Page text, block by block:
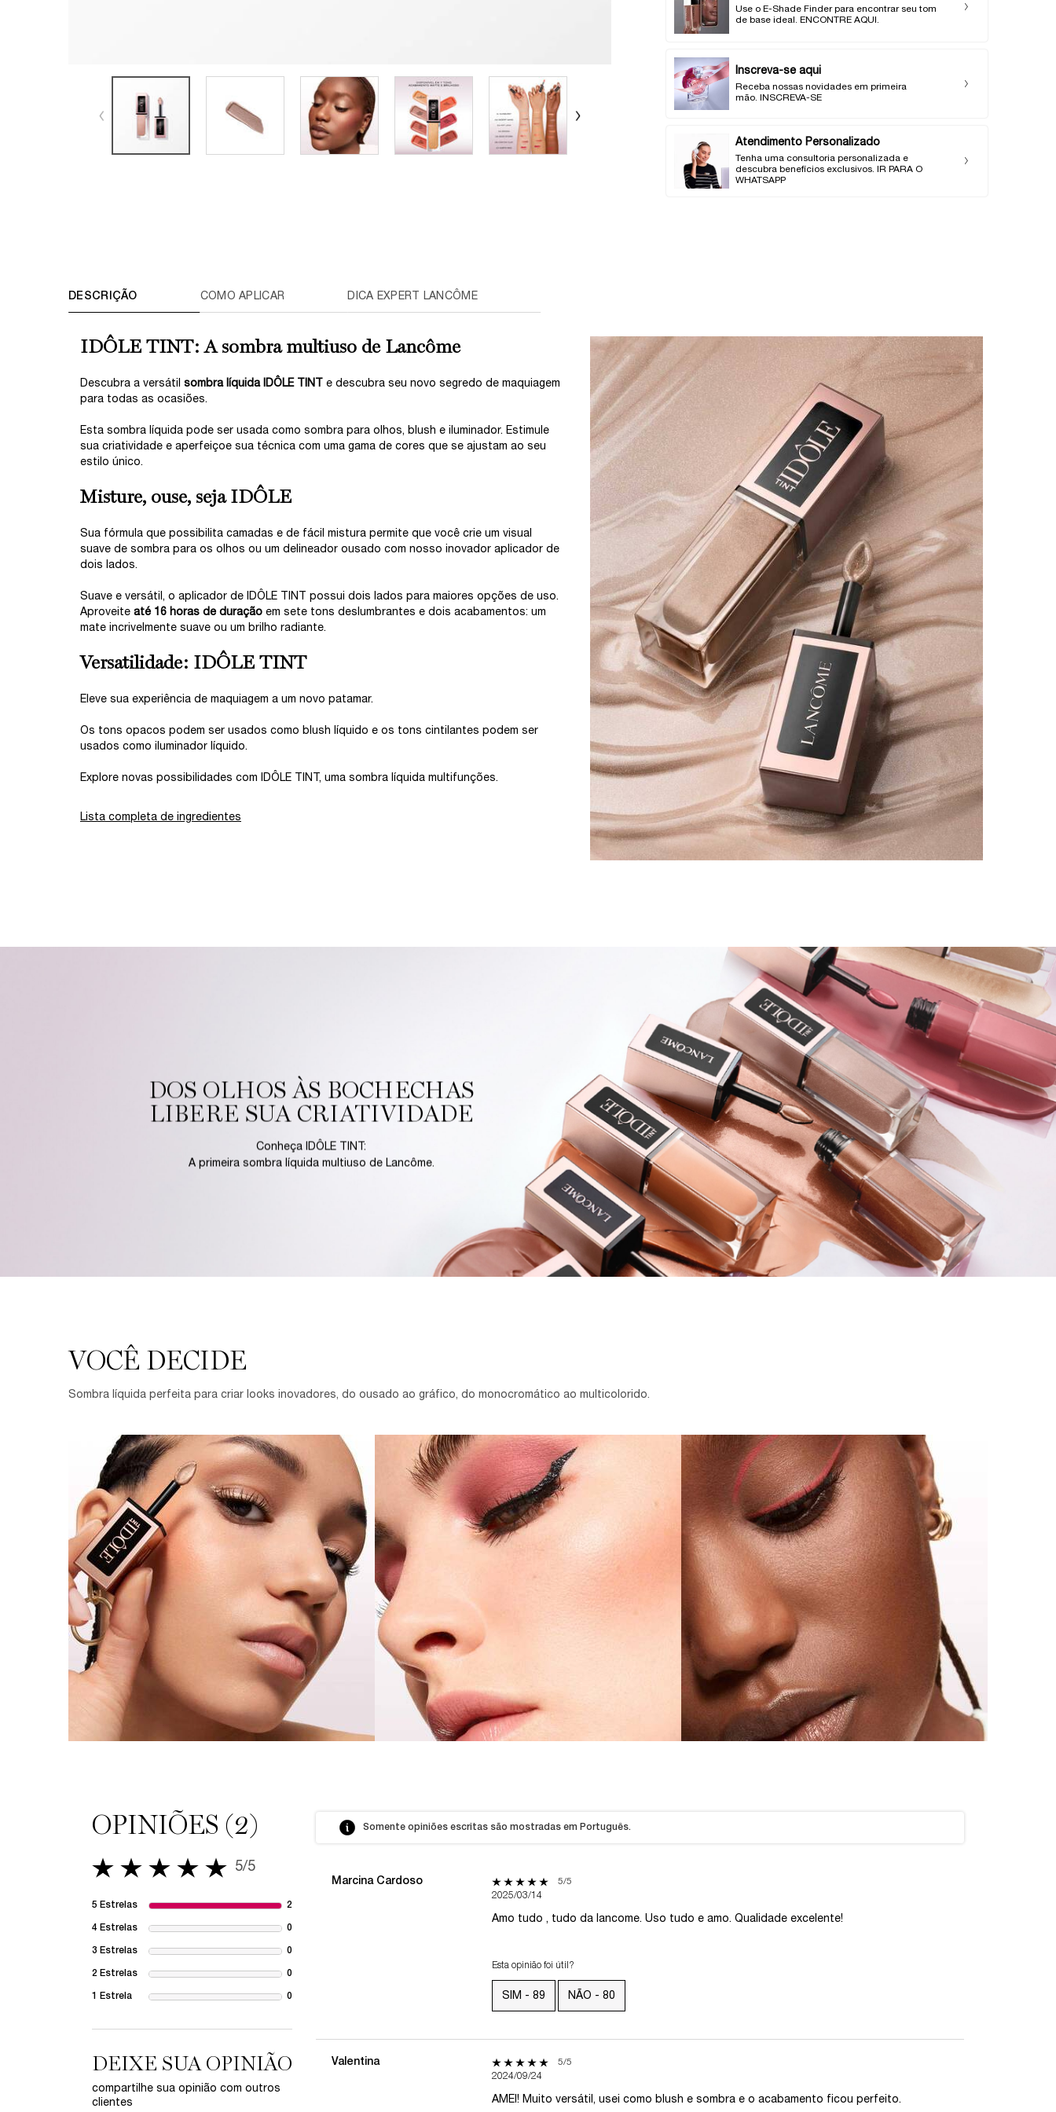
Use o E-Shade Finder para encontrar seu tom
de base ideal. ENCONTRE AQUI.
Inscreva-se aqui
Receba nossas novidades em primeira
mão. INSCREVA-SE
Atendimento Personalizado
Tenha uma consultoria personalizada e
descubra benefícios exclusivos. IR PARA O
WHATSAPP
DESCRIÇÃO COMO APLICAR DICA EXPERT LANCÔME
IDÔLE TINT: A sombra multiuso de Lancôme
Descubra a versátil sombra líquida IDÔLE TINT
e descubra seu novo segredo de maquiagem
para todas as ocasiões.
Esta sombra líquida pode ser usada como sombra para olhos, blush e iluminador. Estimule
sua criatividade e aperfeiçoe sua técnica com uma gama de cores que se ajustam ao seu
estilo único.
Misture, ouse, seja IDÔLE
Sua fórmula que possibilita camadas e de fácil mistura permite que você crie um visual
suave de sombra para os olhos ou um delineador ousado com nosso inovador aplicador de
dois lados.
Suave e versátil, o aplicador de IDÔLE TINT possui dois lados para maiores opções de uso.
Aproveite até 16 horas de duração em sete tons deslumbrantes e dois acabamentos: um
mate incrivelmente suave ou um brilho radiante.
Versatilidade: IDÔLE TINT
Eleve sua experiência de maquiagem a um novo patamar.
Os tons opacos podem ser usados como blush líquido e os tons cintilantes podem ser
usados como iluminador líquido.
Explore novas possibilidades com IDÔLE TINT, uma sombra líquida multifunções.
Lista completa de ingredientes
DOS OLHOS ÀS BOCHECHAS​
LIBERE SUA CRIATIVIDADE
Conheça IDÔLE TINT:
A primeira sombra líquida multiuso de Lancôme.​
VOCÊ DECIDE
Sombra líquida perfeita para criar looks inovadores, do ousado ao gráfico, do monocromático ao multicolorido. ​
OPINIÕES (2)
5 out of 5 stars. 5/5
5 Estrelas 2
4 Estrelas 0
3 Estrelas 0
2 Estrelas 0
1 Estrela 0
DEIXE SUA OPINIÃO
compartilhe sua opinião com outros
clientes
Somente opiniões escritas são mostradas em Português.
Marcina Cardoso 5 out of 5 stars. 5/5
2025/03/14
Amo tudo , tudo da lancome. Uso tudo e amo. Qualidade excelente!
Esta opinião foi útil?
SIM - 89 NÃO - 80
Valentina 5 out of 5 stars. 5/5
2024/09/24
AMEI! Muito versátil, usei como blush e sombra e o acabamento ficou perfeito.